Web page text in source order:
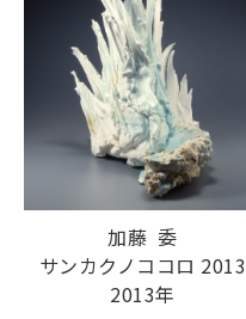
加藤 委
サンカクノココロ 2013
2013年